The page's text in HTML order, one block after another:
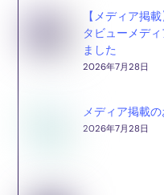
【メディア掲
タビューメデ
ました
2026年7月28日
メディア掲載
2026年7月28日